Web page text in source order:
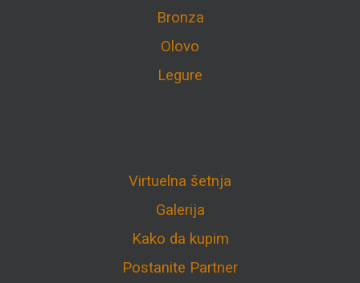
Bronza
Olovo
Legure
Virtuelna šetnja
Galerija
Kako da kupim
Postanite Partner